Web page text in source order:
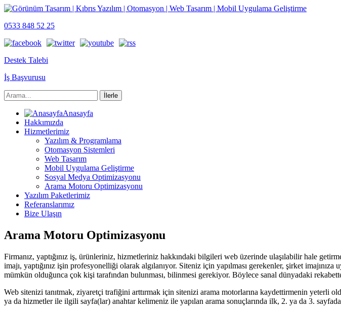
0533 848 52 25
Destek Talebi
İş Başvurusu
Anasayfa
Hakkımızda
Hizmetlerimiz
Yazılım & Programlama
Otomasyon Sistemleri
Web Tasarım
Mobil Uygulama Geliştirme
Sosyal Medya Optimizasyonu
Arama Motoru Optimizasyonu
Yazılım Paketlerimiz
Referanslarımız
Bize Ulaşın
Arama Motoru Optimizasyonu
Firmanız, yaptığınız iş, ürünleriniz, hizmetleriniz hakkındaki bilgileri web üzerinde ulaşılabilir hale
imajı, yaptığınız işin profesyonelliği olarak algılanıyor. Siteniz için yapılması gerekenler, şirket
mümkün olduğunca çok kişi tarafından bulunması, bilinmesi gerekiyor. Böylece sanal dünyadaki
Web sitenizi tanıtmak, ziyaretçi trafiğini arttırmak için sitenizi arama motorlarına kaydettirmenin yeterli
ya da hizmetler ile ilgili sayfa(lar) anahtar kelimeniz ile yapılan arama sonuçlarında ilk, 2. ya da 3.